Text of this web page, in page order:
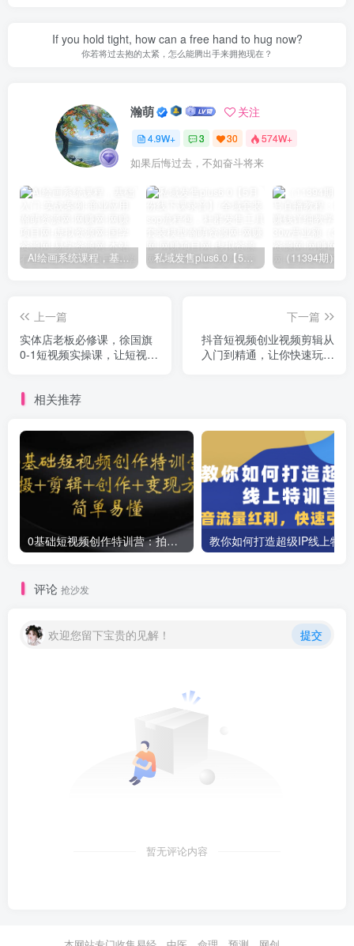
If you hold tight, how can a free hand to hug now?
你若将过去抱的太紧，怎么能腾出手来拥抱现在？
瀚萌 关注
4.9W+ 3 30 574W+
如果后悔过去，不如奋斗将来
AI绘画系统课程，基础入门-实战案例-商业应用 私域发售plus6.0【5月份线下课录音】/全域套装sop流程包，社群发售工具套装模型
上一篇
实体店老板必修课，徐国旗
0-1短视频实操课，让短视频
下一篇
抖音短视频创业视频剪辑从
入门到精通，让你快速玩转
相关推荐
0基础短视频创作特训营：拍摄+剪辑+创作+变现方法
评论 抢沙发
欢迎您留下宝贵的见解！ 提交
暂无评论内容